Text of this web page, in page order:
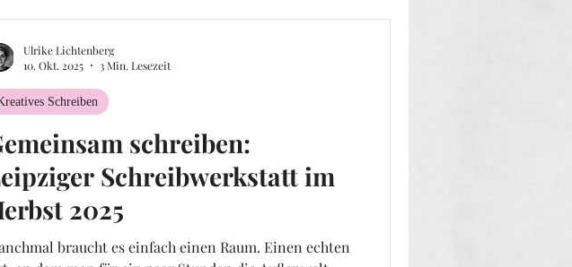
schreiben:
Schreibwerkstatt im
2025
braucht es einfach einen Raum. Einen echten
Schreiben
Ulrike Lichtenberg
10. Okt. 2025
3 Min. Lesezeit